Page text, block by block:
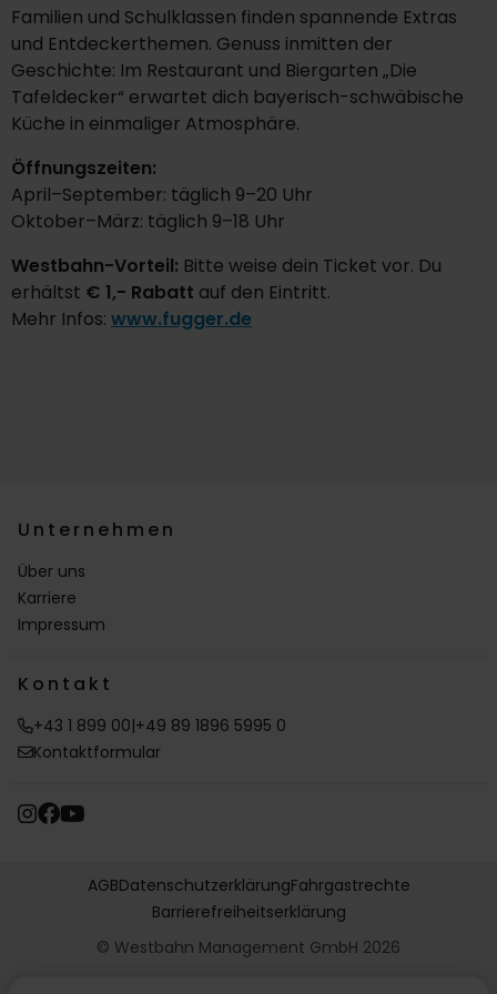
Familien und Schulklassen finden spannende Extras
und Entdeckerthemen. Genuss inmitten der
Geschichte: Im Restaurant und Biergarten „Die
Tafeldecker“ erwartet dich bayerisch-schwäbische
Küche in einmaliger Atmosphäre.
Öffnungszeiten:
April–September: täglich 9–20 Uhr
Oktober–März: täglich 9–18 Uhr
Westbahn-Vorteil: Bitte weise dein Ticket vor. Du
erhältst € 1,- Rabatt auf den Eintritt.
Mehr Infos: www.fugger.de
Unternehmen
Über uns
Karriere
Impressum
Kontakt
+43 1 899 00|+49 89 1896 5995 0
Kontaktformular
AGBDatenschutzerklärungFahrgastrechte
Barrierefreiheitserklärung
© Westbahn Management GmbH 2026